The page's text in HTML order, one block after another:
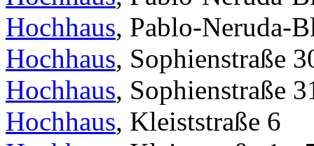
Hochhaus, Pablo-Neruda-
Hochhaus, Sophienstraße
Hochhaus, Sophienstraße
Hochhaus, Kleiststraße 6